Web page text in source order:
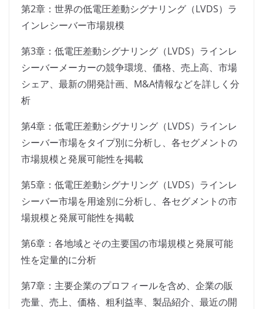
第2章：世界の低電圧差動シグナリング（LVDS）ラ
インレシーバー市場規模
第3章：低電圧差動シグナリング（LVDS）ラインレ
シーバーメーカーの競争環境、価格、売上高、市場
シェア、最新の開発計画、M&A情報などを詳しく分
析
第4章：低電圧差動シグナリング（LVDS）ラインレ
シーバー市場をタイプ別に分析し、各セグメントの
市場規模と発展可能性を掲載
第5章：低電圧差動シグナリング（LVDS）ラインレ
シーバー市場を用途別に分析し、各セグメントの市
場規模と発展可能性を掲載
第6章：各地域とその主要国の市場規模と発展可能
性を定量的に分析
第7章：主要企業のプロフィールを含め、企業の販
売量、売上、価格、粗利益率、製品紹介、最近の開